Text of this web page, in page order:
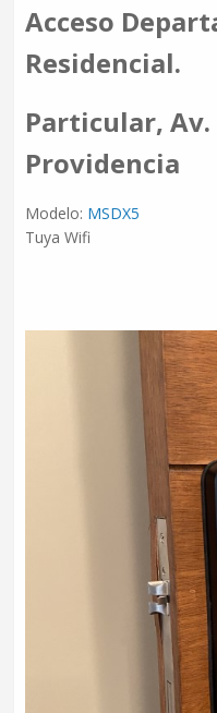
Acceso
Residencial.
Particular,
Providencia
Modelo: MSDX5
Tuya Wifi